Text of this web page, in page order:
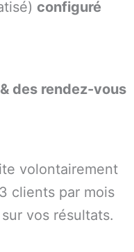
configuré
des rendez-vous
volontairement
clients par mois
vos résultats.